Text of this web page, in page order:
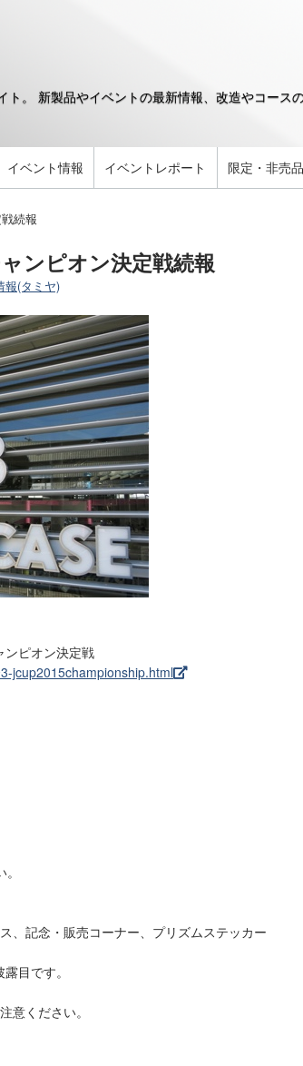
ト。 新製品やイベントの最新情報、改造やコース
イベント情報 イベントレポート 限定・非売品
続報
ンピオン決定戦続報
報(タミヤ)
ンピオン決定戦
jcup2015championship.html
、記念・販売コーナー、プリズムステッカー
目です。
意ください。